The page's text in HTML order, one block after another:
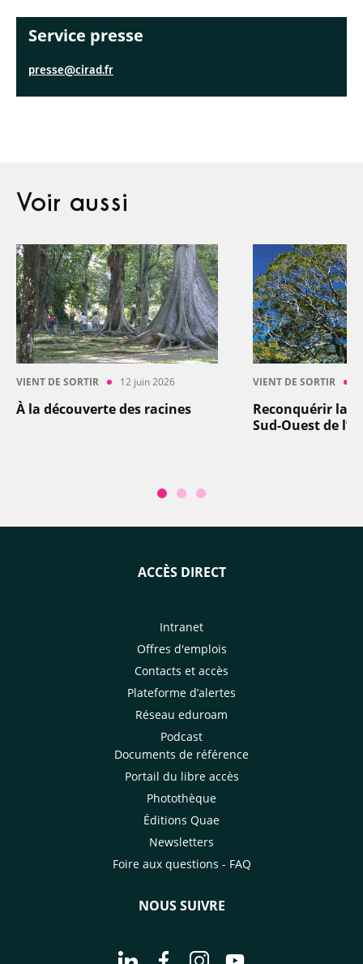
Service presse
presse@cirad.fr
Voir aussi
VIENT DE SORTIR 12 juin 2026
À la découverte des racines
VIENT DE SORTIR
Reconquérir la
Sud-Ouest de
ACCÈS DIRECT
Intranet
Offres d'emplois
Contacts et accès
Plateforme d’alertes
Réseau eduroam
Podcast
Documents de référence
Portail du libre accès
Photothèque
Éditions Quae
Newsletters
Foire aux questions - FAQ
NOUS SUIVRE
Aller à la page Nous suivre sur
Aller à la page Nous suivre sur
Aller à la page Nous
Aller à la page